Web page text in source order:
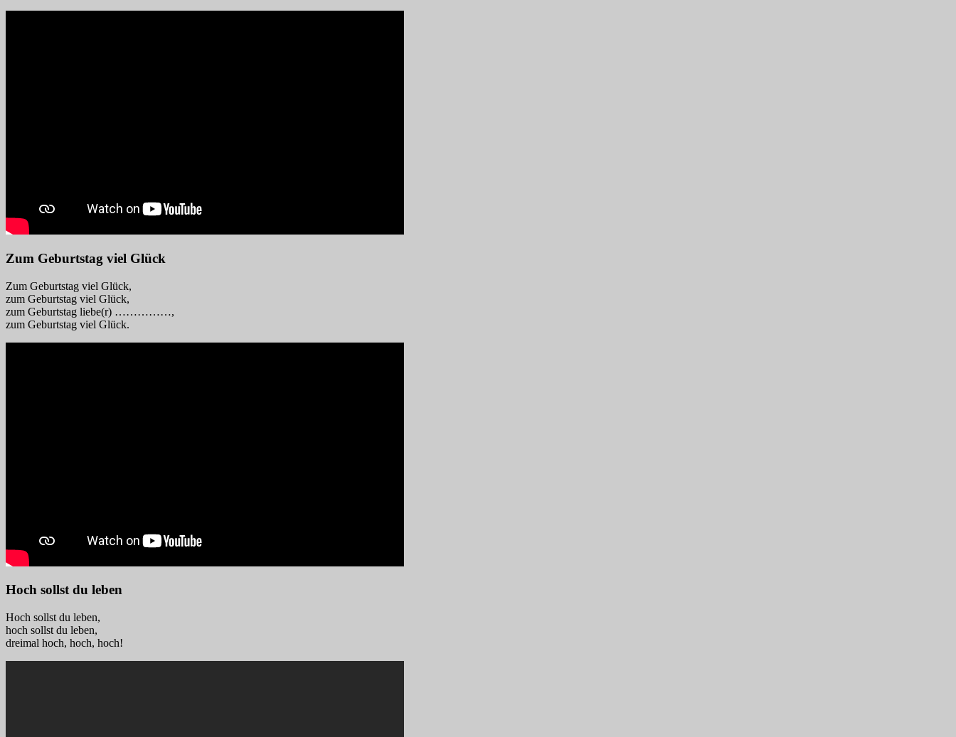
Zum Geburtstag viel Glück
Zum Geburtstag viel Glück,
zum Geburtstag viel Glück,
zum Geburtstag liebe(r) ……………,
zum Geburtstag viel Glück.
Hoch sollst du leben
Hoch sollst du leben,
hoch sollst du leben,
dreimal hoch, hoch, hoch!